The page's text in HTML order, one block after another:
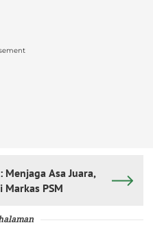
Menjaga Asa Juara,
PSM